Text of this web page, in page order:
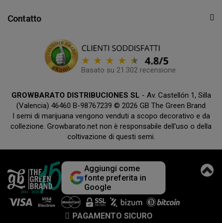
Contatto
Basato su 21.302 recensione
GROWBARATO DISTRIBUCIONES SL - Av. Castellón 1, Silla
(Valencia) 46460 B-98767239 © 2026 GB The Green Brand
I semi di marijuana vengono venduti a scopo decorativo e da
collezione. Growbarato.net non è responsabile dell'uso o della
coltivazione di questi semi.
Aggiungi come
fonte preferita in
Google
PAGAMENTO SICURO